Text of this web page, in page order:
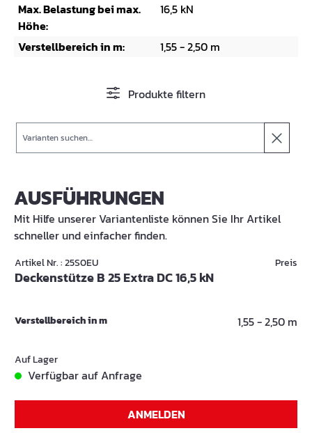
Max. Belastung bei max.
Höhe:
16,5 kN
Verstellbereich in m: 1,55 - 2,50 m
Produkte filtern
AUSFÜHRUNGEN
Mit Hilfe unserer Variantenliste können Sie Ihr Artikel
schneller und einfacher finden.
Artikel Nr. : 25S0EU
Deckenstütze B 25 Extra DC 16,5 kN
Preis
Verstellbereich in m 1,55 - 2,50 m
Auf Lager
Verfügbar auf Anfrage
ANMELDEN